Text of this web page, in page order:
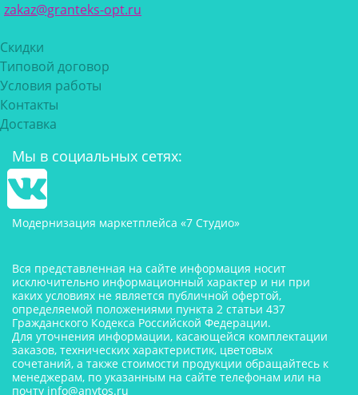
zakaz@granteks-opt.ru
Скидки
Типовой договор
Условия работы
Контакты
Доставка
Мы в социальных сетях:
Модернизация маркетплейса «7 Студио»
Вся представленная на сайте информация носит
исключительно информационный характер и ни при
каких условиях не является публичной офертой,
определяемой положениями пункта 2 статьи 437
Гражданского Кодекса Российской Федерации.
Для уточнения информации, касающейся комплектации
заказов, технических характеристик, цветовых
сочетаний, а также стоимости продукции обращайтесь к
менеджерам, по указанным на сайте телефонам или на
почту info@anytos.ru